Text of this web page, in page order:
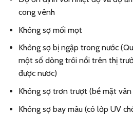
cong vênh
Không sợ mối mọt
Không sợ bị ngập trong nước
một số dòng trôi nổi trên thị
được nươc)
Không sợ trơn trượt (bề mặt vân
Không sợ bay màu (có lớp UV